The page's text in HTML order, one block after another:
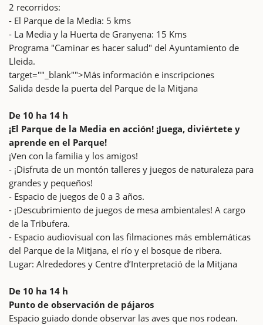
2 recorridos:
- El Parque de la Media: 5 kms
- La Media y la Huerta de Granyena: 15 Kms
Programa "Caminar es hacer salud" del Ayuntamiento de
Lleida.
target=""_blank"">Más información e inscripciones
Salida desde la puerta del Parque de la Mitjana
De 10 ha 14 h
¡El Parque de la Media en acción! ¡Juega, diviértete y
aprende en el Parque!
¡Ven con la familia y los amigos!
- ¡Disfruta de un montón talleres y juegos de naturaleza para
grandes y pequeños!
- Espacio de juegos de 0 a 3 años.
- ¡Descubrimiento de juegos de mesa ambientales! A cargo
de la Tribufera.
- Espacio audiovisual con las filmaciones más emblemáticas
del Parque de la Mitjana, el río y el bosque de ribera.
Lugar: Alrededores y Centre d’Interpretació de la Mitjana
De 10 ha 14 h
Punto de observación de pájaros
Espacio guiado donde observar las aves que nos rodean.